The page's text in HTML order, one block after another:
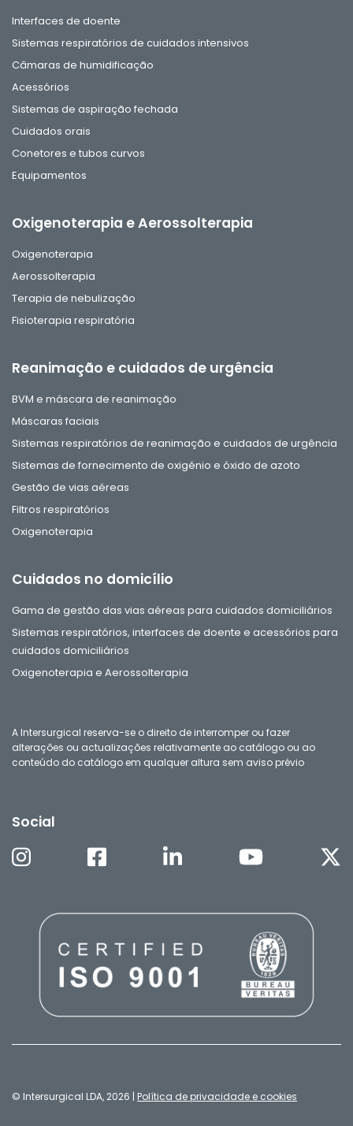
Interfaces de doente
Sistemas respiratórios de cuidados intensivos
Câmaras de humidificação
Acessórios
Sistemas de aspiração fechada
Cuidados orais
Conetores e tubos curvos
Equipamentos
Oxigenoterapia e Aerossolterapia
Oxigenoterapia
Aerossolterapia
Terapia de nebulização
Fisioterapia respiratória
Reanimação e cuidados de urgência
BVM e máscara de reanimação
Máscaras faciais
Sistemas respiratórios de reanimação e cuidados de urgência
Sistemas de fornecimento de oxigénio e óxido de azoto
Gestão de vias aéreas
Filtros respiratórios
Oxigenoterapia
Cuidados no domicílio
Gama de gestão das vias aéreas para cuidados domiciliários
Sistemas respiratórios, interfaces de doente e acessórios para
cuidados domiciliários
Oxigenoterapia e Aerossolterapia
A Intersurgical reserva-se o direito de interromper ou fazer
alterações ou actualizações relativamente ao catálogo ou ao
conteúdo do catálogo em qualquer altura sem aviso prévio
Social
© Intersurgical LDA, 2026 | Política de privacidade e cookies